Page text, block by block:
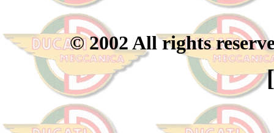
© 2002 All rights